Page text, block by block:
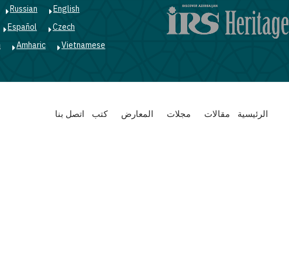
English
Russian
Czech
Español
Vietnamese
Amharic
Main
navigation
الرئيسية مقالات مجلات المعارض كتب اتصل بنا